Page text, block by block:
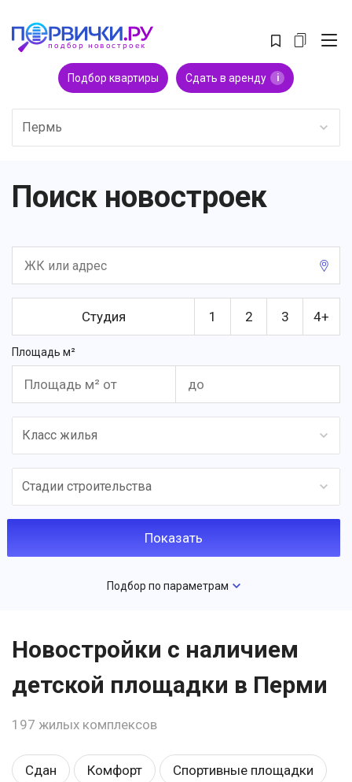
Подбор квартиры Сдать в аренду i
Пермь
Поиск новостроек
Студия 1 2 3 4+
Площадь м²
Класс жилья
Стадии строительства
Подбор по параметрам
Новостройки с наличием
детской площадки в Перми
197 жилых комплексов
Сдан Комфорт Спортивные площадки